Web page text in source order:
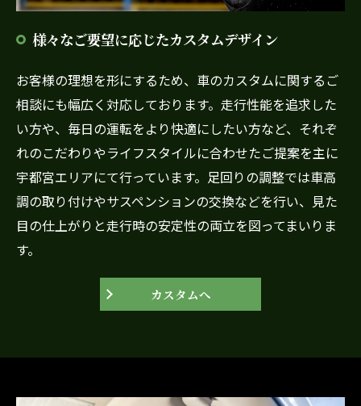
様々なご要望に応じたカスタムデザイン
お客様の理想を形にするため、車のカスタムに関するご
相談にも幅広く対応しております。走行性能を追求した
い方や、毎日の運転をより快適にしたい方など、それぞ
れのこだわりやライフスタイルに合わせたご提案を主に
宇都宮エリアにて行っています。足回りの調整では車高
調の取り付けやサスペンションの交換などを行い、見た
目の仕上がりと走行時の安定性の両立を図ってまいりま
す。
カスタムへ